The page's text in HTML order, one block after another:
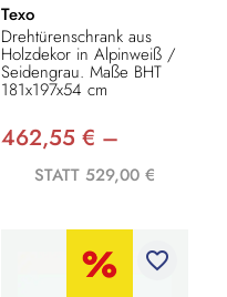
Texo
Drehtürenschrank aus
Holzdekor in Alpinweiß /
Seidengrau. Maße BHT
181x197x54 cm
462,55 € –
STATT 529,00 €
favorite_border